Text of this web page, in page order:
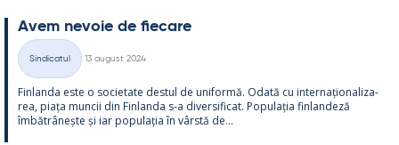
Avem ne­voie de fiecare
Categorii
Sindicatul
13 august 2024
Fin­landa este o socie­tate des­tul de uni­formă. Odată cu in­ter­națio­na­liza­
rea, piața muncii din Fin­landa s-a di­ver­si­ficat. Po­pu­lația fin­lan­deză
îmbătrâ­nește și iar po­pu­lația în vârstă de...